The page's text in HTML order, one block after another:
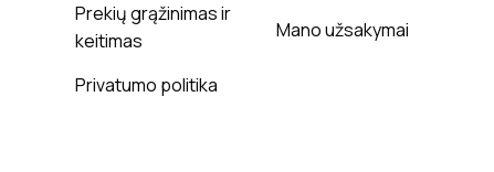
Prekių grąžinimas ir
keitimas
Privatumo politika
Mano užsakymai